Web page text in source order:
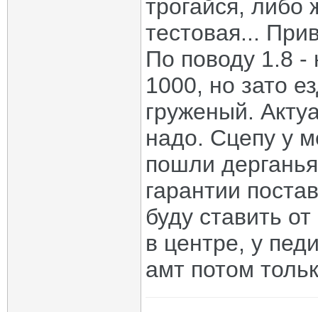
трогайся, либо
тестовая...
По поводу 1.8 -
1000, но зато
груженый.
надо. Сцепу у
пошли
гарантии
буду ставить
в центре, у
амт потом